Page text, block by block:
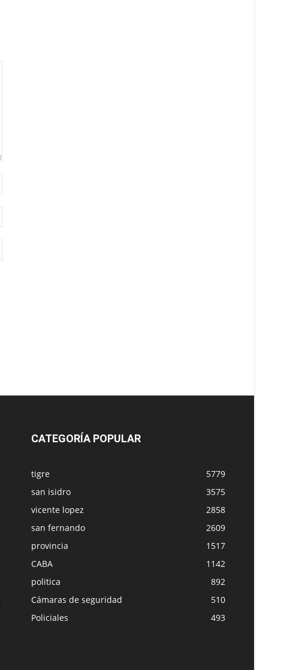
CATEGORÍA POPULAR
tigre
5779
san isidro
3575
vicente lopez
2858
san fernando
2609
provincia
1517
CABA
1142
politica
892
Cámaras de seguridad
510
Policiales
493